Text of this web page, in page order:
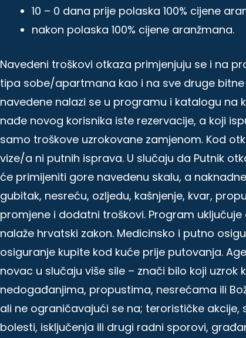
10 – 0 dana prije polaska 100% cijene
nakon polaska 100% cijene aranžmana.
Navedeni troškovi otkaza primjenjuju se i na
tipa sobe/apartmana kao i na sve druge
navedene nalazi se u programu i katalogu na
nađe novog korisnika iste rezervacije, a koji
samo troškove uzrokovane zamjenom. Kod
vize/a ni putnih isprava. U slučaju da Putnik
će primijeniti gore navedenu skalu, a
gubitak, nesreću, ozljedu, kašnjenje, kvar,
promjene i dodatni troškovi. Program
nalaže hrvatski zakon. Medicinsko i putno
osiguranje kupite kod kuće prije putovanja.
novac u slučaju više sile – znači bilo koji
nedogađanjima, propustima, nesrećama ili
ali ne ograničavajući se na; terorističke
bolesti, isključenja ili drugi radni sporovi,